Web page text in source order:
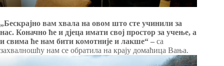
„Бескрајно вам хвала на овом што сте учинили за
нас. Коначно ће и дјеца имати свој простор за учење, а
и свима ће нам бити комотније и лакше“ – са
захвалношћу нам се обратила на крају домаћица Вања.